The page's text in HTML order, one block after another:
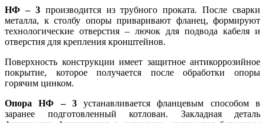
НФ – 3производится из трубного проката. После сварки
металла, к столбу опоры приваривают фланец, формируют
технологические отверстия – лючок для подвода кабеля и
отверстия для крепления кронштейнов.
Поверхность конструкции имеет защитное антикоррозийное
покрытие, которое получается после обработки опоры
горячим цинком.
Опора НФ – 3устанавливается фланцевым способом в
заранее подготовленный котлован. Закладная деталь